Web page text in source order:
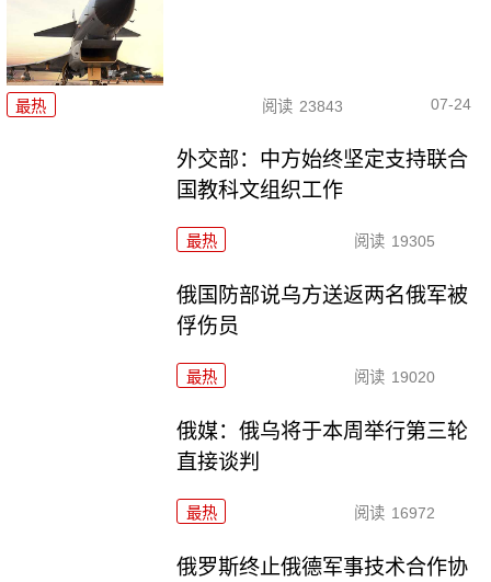
最热 阅读 23843 07-24
外交部：中方始终坚定支持联合
国教科文组织工作
最热 阅读 19305
俄国防部说乌方送返两名俄军被
俘伤员
最热 阅读 19020
俄媒：俄乌将于本周举行第三轮
直接谈判
最热 阅读 16972
俄罗斯终止俄德军事技术合作协